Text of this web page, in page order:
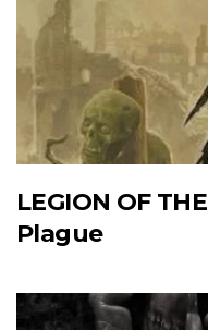
LEGION OF
Plague